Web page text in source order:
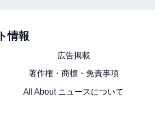
情報
広告掲載
著作権・商標・免責事項
All About ニュースについて